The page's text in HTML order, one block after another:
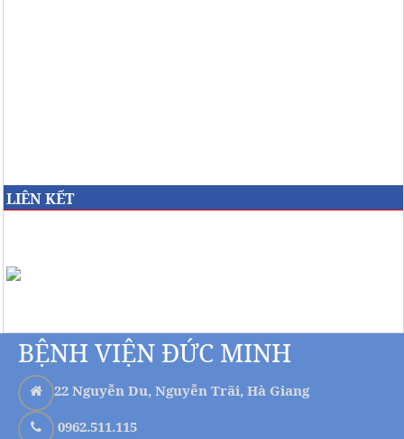
LIÊN KẾT
BỆNH VIỆN ĐỨC MINH
22 Nguyễn Du, Nguyễn Trãi, Hà Giang
0962.511.115